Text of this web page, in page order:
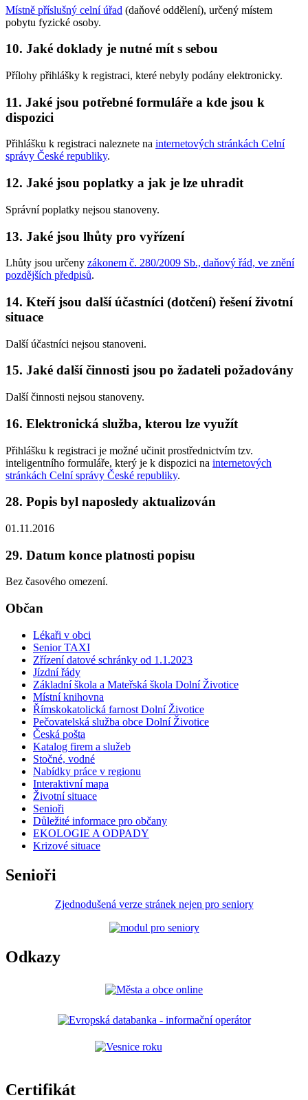
Místně příslušný celní úřad (daňové oddělení), určený místem
pobytu fyzické osoby.
10. Jaké doklady je nutné mít s sebou
Přílohy přihlášky k registraci, které nebyly podány elektronicky.
11. Jaké jsou potřebné formuláře a kde jsou k
dispozici
Přihlášku k registraci naleznete na internetových stránkách Celní
správy České republiky.
12. Jaké jsou poplatky a jak je lze uhradit
Správní poplatky nejsou stanoveny.
13. Jaké jsou lhůty pro vyřízení
Lhůty jsou určeny zákonem č. 280/2009 Sb., daňový řád, ve znění
pozdějších předpisů.
14. Kteří jsou další účastníci (dotčení) řešení životní
situace
Další účastníci nejsou stanoveni.
15. Jaké další činnosti jsou po žadateli požadovány
Další činnosti nejsou stanoveny.
16. Elektronická služba, kterou lze využít
Přihlášku k registraci je možné učinit prostřednictvím tzv.
inteligentního formuláře, který je k dispozici na internetových
stránkách Celní správy České republiky.
28. Popis byl naposledy aktualizován
01.11.2016
29. Datum konce platnosti popisu
Bez časového omezení.
Občan
Lékaři v obci
Senior TAXI
Zřízení datové schránky od 1.1.2023
Jízdní řády
Základní škola a Mateřská škola Dolní Životice
Místní knihovna
Římskokatolická farnost Dolní Životice
Pečovatelská služba obce Dolní Životice
Česká pošta
Katalog firem a služeb
Stočné, vodné
Nabídky práce v regionu
Interaktivní mapa
Životní situace
Senioři
Důležité informace pro občany
EKOLOGIE A ODPADY
Krizové situace
Senioři
Zjednodušená verze stránek nejen pro seniory
Odkazy
Certifikát